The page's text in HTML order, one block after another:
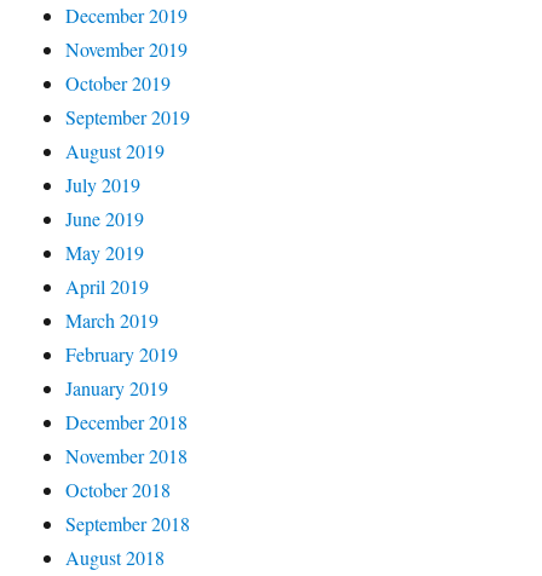
December 2019
November 2019
October 2019
September 2019
August 2019
July 2019
June 2019
May 2019
April 2019
March 2019
February 2019
January 2019
December 2018
November 2018
October 2018
September 2018
August 2018